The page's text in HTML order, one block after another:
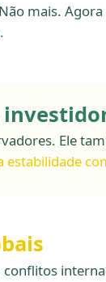
mais.
Ele
estabilidade